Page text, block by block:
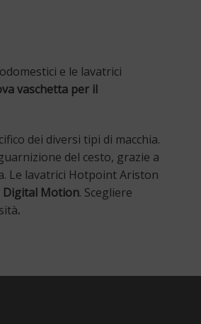
e le lavatrici
vaschetta per il
dei diversi tipi di macchia.
del cesto, grazie a
Le lavatrici Hotpoint Ariston
Digital Motion. Scegliere
.